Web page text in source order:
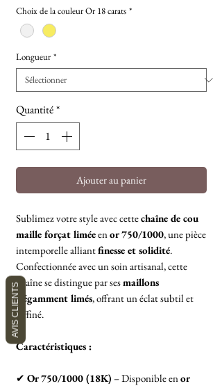
Choix de la couleur Or 18 carats *
Longueur *
Quantité*
Ajouter au panier
Sublimez votre style avec cettechaîne de cou
maille forçat liméeenor 750/1000, une pièce
intemporelle alliantfinesse et solidité.
Confectionnée avec un soin artisanal, cette
chaîne se distingue par sesmaillons
élégamment limés, offrant un éclat subtil et
raffiné.
Caractéristiques :
✔ Or 750/1000 (18K) – Disponible enor
AVIS CLIENTS